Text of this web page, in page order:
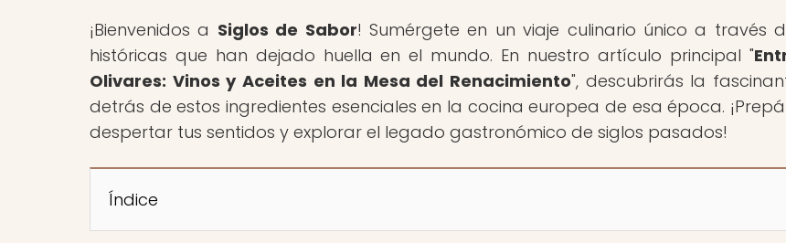
¡Bienvenidos a Siglos de Sabor! Sumérgete en un viaje culinario único a través
históricas que han dejado huella en el mundo. En nuestro artículo principal "
Olivares: Vinos y Aceites en la Mesa del Renacimiento", descubrirás la
detrás de estos ingredientes esenciales en la cocina europea de esa época.
despertar tus sentidos y explorar el legado gastronómico de siglos pasados!
Índice